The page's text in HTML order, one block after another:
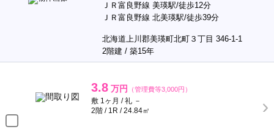
ＪＲ富良野線 美瑛駅/徒歩12分
ＪＲ富良野線 北美瑛駅/徒歩39分
北海道上川郡美瑛町北町３丁目 346-1-1
2階建 / 築15年
3.8 万円 （管理費等3,000円）
敷 1ヶ月 / 礼 －
2階 / 1R / 24.84㎡